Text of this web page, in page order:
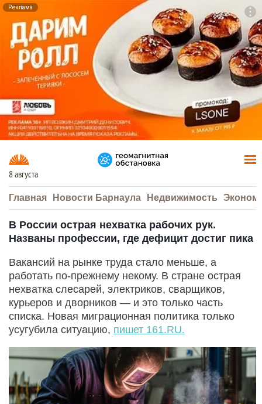
Реклама
8 августа
Главная Новости Барнаула Недвижимость
В России острая нехватка рабочих рук.
Названы профессии, где дефицит достиг пика
Вакансий на рынке труда стало меньше, а
работать по-прежнему некому. В стране острая
нехватка слесарей, электриков, сварщиков,
курьеров и дворников — и это только часть
списка. Новая миграционная политика только
усугубила ситуацию, пишет 161.RU.